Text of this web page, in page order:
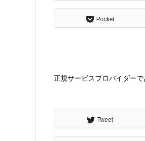
Pocket
正規サービスプロバイダー
Tweet